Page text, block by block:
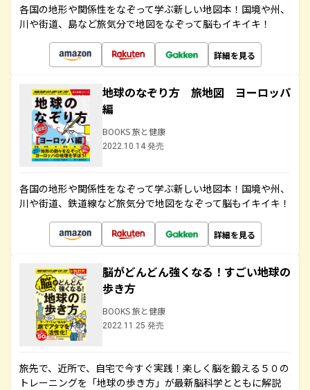
各国の地形や関係性をなぞって学ぶ新しい地図本！国境や州、
川や街道、島など旅気分で地図をなぞって脳もイキイキ！
詳細を見る
地球のなぞり方 旅地図 ヨーロッパ
編
BOOKS 旅と健康
2022.10.14 発売
各国の地形や関係性をなぞって学ぶ新しい地図本！国境や州、
川や街道、鉄道線など旅気分で地図をなぞって脳もイキイキ！
詳細を見る
脳がどんどん強くなる！すごい地球の
歩き方
BOOKS 旅と健康
2022.11.25 発売
旅先で、近所で、自宅で今すぐ実践！楽しく脳を鍛える５０の
トレーニングを「地球の歩き方」が最新脳科学とともに解説